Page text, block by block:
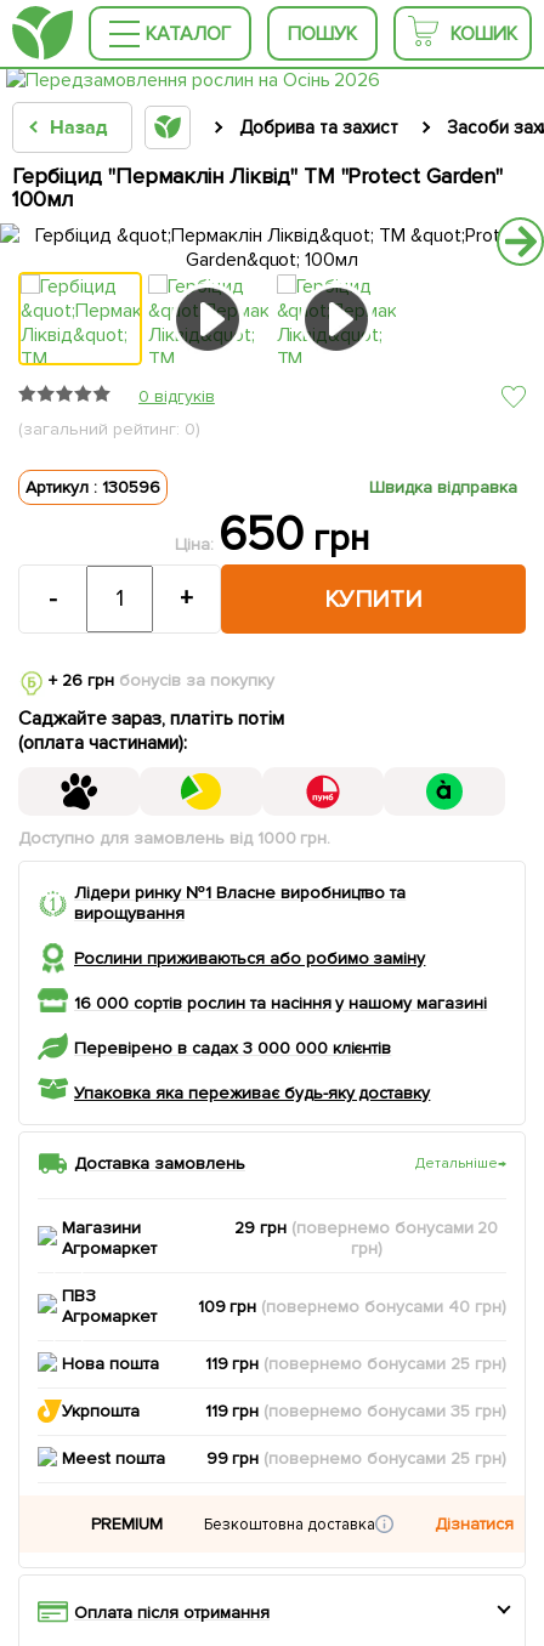
КАТАЛОГ ПОШУК КОШИК
Назад Добрива та захист Засоби
Гербіцид "Пермаклін Ліквід" ТМ "Protect Garden"
100мл
0 відгуків
(загальний рейтинг: 0)
Артикул : 130596 Швидка відправка
Ціна: 650грн
КУПИТИ
- +
+ 26 грнбонусів за покупку
Саджайте зараз, платіть потім
(оплата частинами):
Доступно для замовлень від 1000 грн.
Лідери ринку №1 Власне виробництво та
вирощування
Рослини приживаються або робимо заміну
16 000 сортів рослин та насіння у нашому магазині
Перевірено в садах 3 000 000 клієнтів
Упаковка яка переживає будь-яку доставку
Доставка замовлень Детальніше→
Магазини
Агромаркет
29 грн (повернемобонусами 20
грн)
ПВЗ
Агромаркет
109 грн (повернемо бонусами 40 грн)
Нова пошта 119 грн (повернемо бонусами 25 грн)
Укрпошта 119 грн (повернемо бонусами35 грн)
Meest пошта 99 грн (повернемо бонусами 25 грн)
PREMIUM Безкоштовна доставка Дізнатися
Оплата після отримання